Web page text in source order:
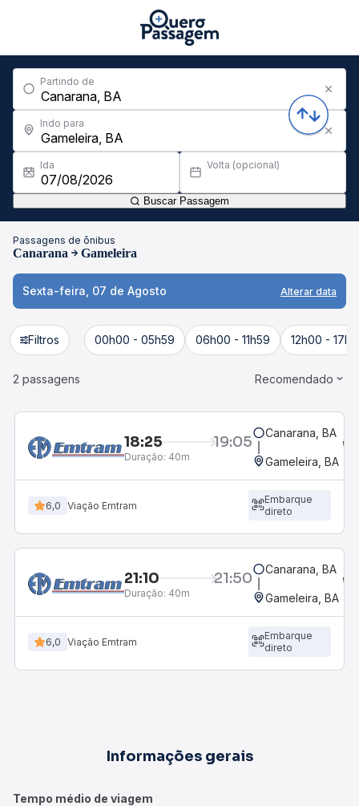
Partindo de
Indo para
Ida Volta (opcional)
Buscar Passagem
Passagens de ônibus
Canarana Gameleira
Sexta-feira, 07 de Agosto Alterar data
Filtros 00h00 - 05h59 06h00 - 11h59 12h00 -
2 passagens Recomendado
18:25 19:05
Duração: 40m
Canarana, BA
Gameleira, BA
6,0 Viação Emtram
Embarque
direto
21:10 21:50
Duração: 40m
Canarana, BA
Gameleira, BA
6,0 Viação Emtram
Embarque
direto
Informações gerais
Tempo médio de viagem